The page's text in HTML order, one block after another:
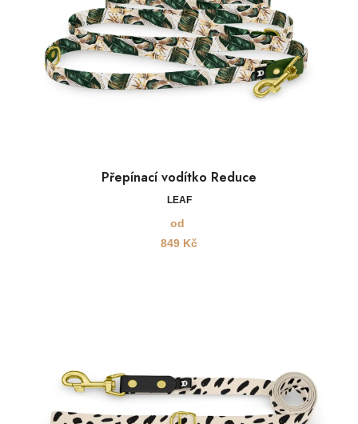
Přepínací vodítko Reduce
LEAF
od
849 Kč